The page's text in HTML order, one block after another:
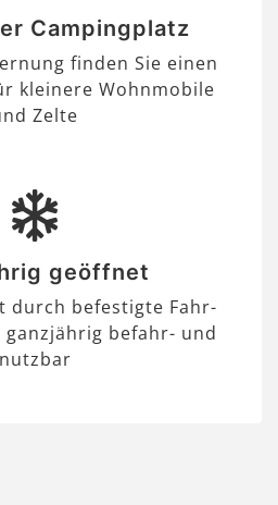
Campingplatz
finden Sie einen
kleinere Wohnmobile
Zelte
geöffnet
durch befestigte Fahr-
befahr- und
nutzbar